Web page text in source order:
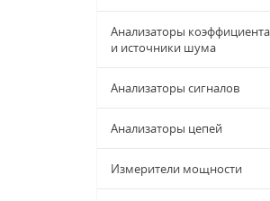
Анализаторы
и источники шума
Анализаторы сигналов
Анализаторы цепей
Измерители мощности